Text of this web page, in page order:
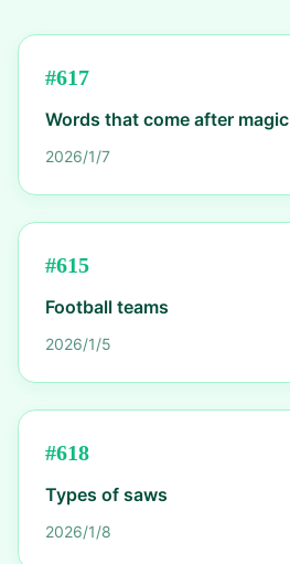
#617
Words that come after magic
2026/1/7
#615
Football teams
2026/1/5
#618
Types of saws
2026/1/8